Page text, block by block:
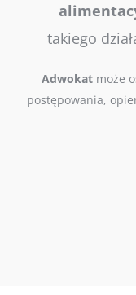
takiego
Adwokatmoże
postępowania,